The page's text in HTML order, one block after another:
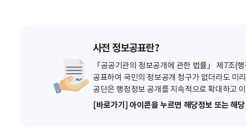
사전 정보공표란?
「공공기관의 정보공개에 관한 법률」 제7조(
공표하여 국민의 정보공개 청구가 없더라도 미
공단은 행정정보 공개를 지속적으로 확대하고
[바로가기] 아이콘을 누르면 해당정보 또는 해